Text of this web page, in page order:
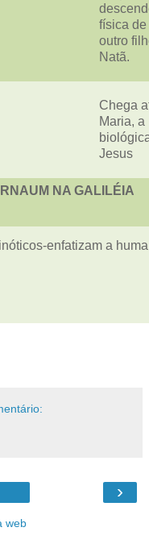
física
outro
Natã.
Chega
Maria, a
Jesus
NA GALILÉIA
enfatizam a
›
web